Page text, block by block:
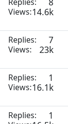
Views:14.6k
Replies: 7
Views: 23k
Replies: 1
Views:16.1k
Replies: 1